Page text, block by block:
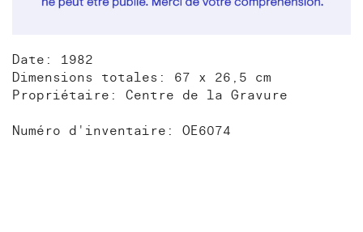
Date: 1982
Dimensions totales: 67 x 26,5 cm
Propriétaire: Centre de la Gravure
Numéro d'inventaire: OE6074